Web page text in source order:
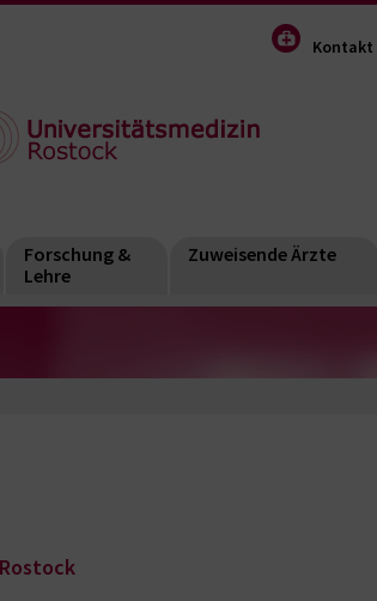
Forschung &
Lehre
Zuweisende Ärzte